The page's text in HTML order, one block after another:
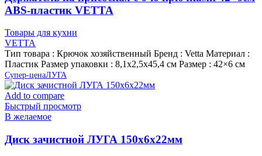
ABS-пластик VETTA
Товары для кухни
VETTA
Тип товара : Крючок хозяйственный Бренд : Vetta Материал :
Пластик Размер упаковки : 8,1х2,5х45,4 см Размер : 42×6 см
Супер-ценаЛУГА
Add to compare
Быстрый просмотр
В желаемое
Диск зачистной ЛУГА 150х6х22мм